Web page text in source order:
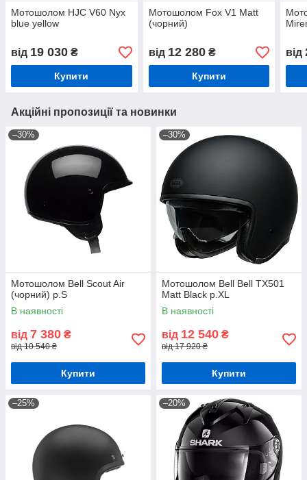
Мотошолом HJC V60 Nyx
blue yellow
від 19 030 ₴
Купити
Мотошолом Fox V1 Matt
(чорний)
від 12 280₴
Купити
від
Акційні пропозиції та новинки
–30%
Мотошолом Bell Scout Air
(чорний) р.S
В наявності
від 7 380 ₴
від 10 540 ₴
Купити
–30%
Мотошолом Bell Bell TX501
Matt Black р.XL
В наявності
від 12 540 ₴
від 17 920 ₴
Купити
–25% –20%